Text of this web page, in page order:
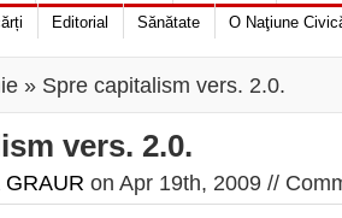
Editorial Sănătate O Naţiune
» Spre capitalism vers. 2.0.
vers. 2.0.
GRAUR on Apr 19th, 2009 //